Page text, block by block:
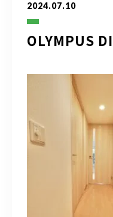
2024.07.10
OLYMPUS